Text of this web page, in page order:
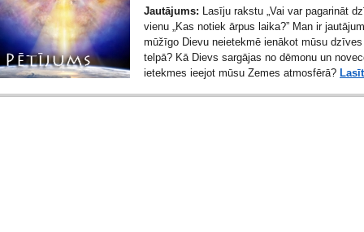
Jautājums: Lasīju rakstu „Vai var pagarināt
vienu „Kas notiek ārpus laika?” Man ir
mūžīgo Dievu neietekmē ienākot mūsu
telpā? Kā Dievs sargājas no dēmonu un
ietekmes ieejot mūsu Zemes atmosfērā?